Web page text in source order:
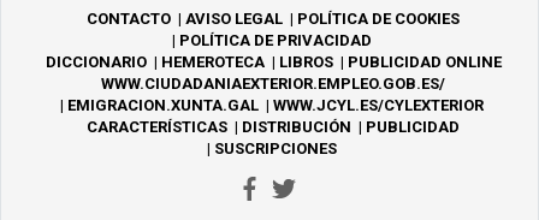
CONTACTO AVISO LEGAL
POLÍTICA DE COOKIES
POLÍTICA DE PRIVACIDAD
DICCIONARIO
HEMEROTECA LIBROS
PUBLICIDAD ONLINE
WWW.CIUDADANIAEXTERIOR.EMPLEO.GOB.ES/
EMIGRACION.XUNTA.GAL
WWW.JCYL.ES/CYLEXTERIOR
CARACTERÍSTICAS
DISTRIBUCIÓN
PUBLICIDAD
SUSCRIPCIONES